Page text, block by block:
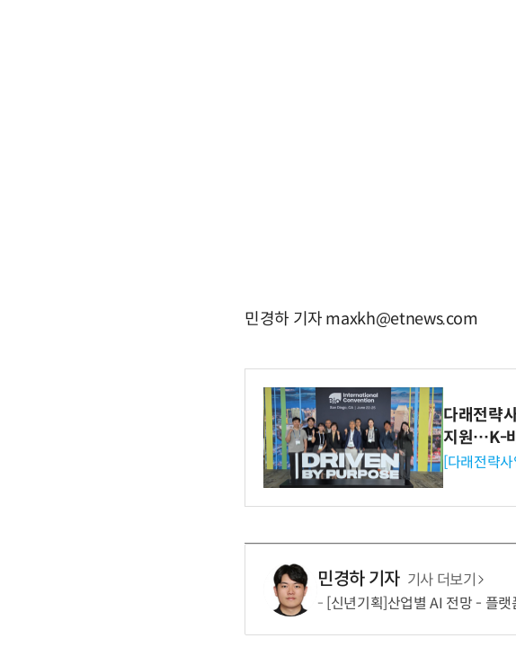
민경하 기자 maxkh@etnews.com
다래전략
지원…K-
[다래전략
민경하 기자 기사 더보기
[신년기획]산업별 AI 전망 - 플